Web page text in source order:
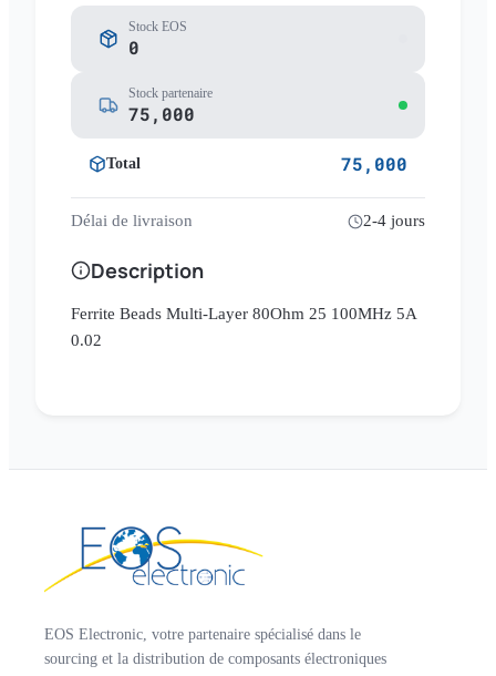
Stock EOS
0
Stock partenaire
75,000
Total 75,000
Délai de livraison 2-4 jours
Description
Ferrite Beads Multi-Layer 80Ohm 25 100MHz 5A
0.02
EOS Electronic, votre partenaire spécialisé dans le
sourcing et la distribution de composants électroniques